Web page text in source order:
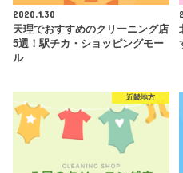
2020.1.30
天理でおすすめのクリーニング店
5選！駅チカ・ショッピングモー
ル
近畿地方